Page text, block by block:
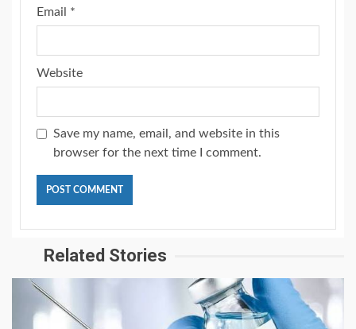
Email *
Website
Save my name, email, and website in this
browser for the next time I comment.
Related Stories